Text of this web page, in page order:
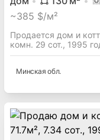
~385 $/м²
Продается дом и
комн. 29 сот., 1995
Минская обл.